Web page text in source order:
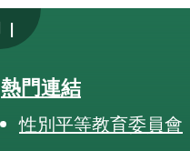
|
熱門連結
性別平等教育委員會